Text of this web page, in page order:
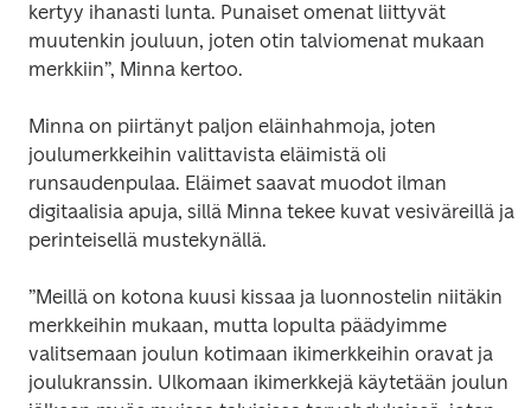
kertyy ihanasti lunta. Punaiset omenat liittyvät
muutenkin jouluun, joten otin talviomenat mukaan
merkkiin”, Minna kertoo.
Minna on piirtänyt paljon eläinhahmoja, joten
joulumerkkeihin valittavista eläimistä oli
runsaudenpulaa. Eläimet saavat muodot ilman
digitaalisia apuja, sillä Minna tekee kuvat vesiväreillä ja
perinteisellä mustekynällä.
”Meillä on kotona kuusi kissaa ja luonnostelin niitäkin
merkkeihin mukaan, mutta lopulta päädyimme
valitsemaan joulun kotimaan ikimerkkeihin oravat ja
joulukranssin. Ulkomaan ikimerkkejä käytetään joulun